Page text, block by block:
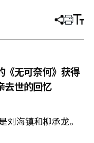
分
章
打 调
小
《无可奈何》获得
去世的回忆
刘海镇和柳承龙。